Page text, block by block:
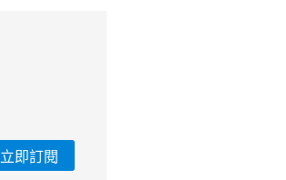
立即訂閱